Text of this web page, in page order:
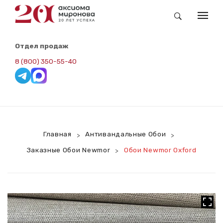
Заказные Обои Newmor
Панели ВИПРОК-НГ
Потолочная Панель
Сопутствующие Товары
Отдел продаж
8 (800) 350-55-40
Главная > Антивандальные Обои
>
Заказные Обои Newmor
> Обои Newmor Oxford